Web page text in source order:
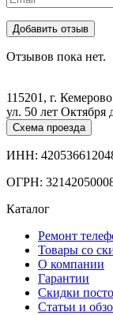
Отзывов пока нет.
115201, г. Кемерово
ул. 50 лет Октября
Схема проезда
ИНН:
ОГРН:
Каталог
Ремонт
Товары со
О компании
Гарантии
Скидки
Статьи и